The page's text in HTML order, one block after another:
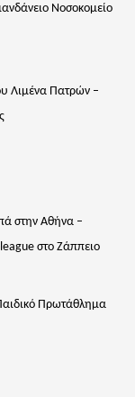
Νοσοκομείο
Λιμένα Πατρών –
στην Αθήνα –
στο Ζάππειο
Πρωτάθλημα